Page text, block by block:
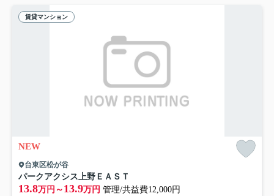
賃貸マンション
NEW
台東区松が谷
パークアクシス上野ＥＡＳＴ
13.8万円～ 13.9万円 管理/共益費12,000円